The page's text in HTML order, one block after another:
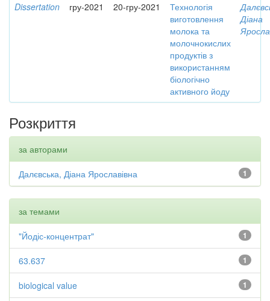
Dissertation гру-2021 20-гру-2021
Технологія
виготовлення
молока та
молочнокислих
продуктів з
використанням
біологічно
активного йоду
Діана
Розкриття
за авторами
1
Далєвська, Діана Ярославівна
за темами
1
"Йодіс-концентрат"
1
63.637
1
biological value